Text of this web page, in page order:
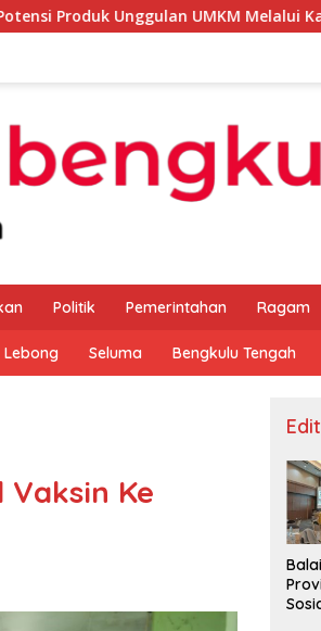
UMKM Melalui Kajian Bank
Politik Pemerintahan Ragam
Seluma Bengkulu Tengah
Vaksin Ke